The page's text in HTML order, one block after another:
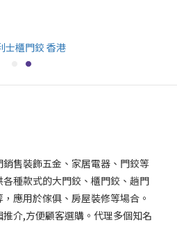
售裝飾五金、家居電器、門鉸等
種款式的大門鉸、櫃門鉸、趟門
應用於傢俱、房屋裝修等場合。
介,方便顧客選購。代理多個知名